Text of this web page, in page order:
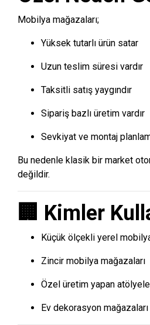
Mobilya mağazaları;
Yüksek tutarlı ürün satar
Uzun teslim süresi vardır
Taksitli satış yaygındır
Sipariş bazlı üretim vardır
Sevkiyat ve montaj
Bu nedenle klasik bir market
değildir.
🏢 Kimler
Küçük ölçekli yerel
Zincir mobilya mağazaları
Özel üretim yapan
Ev dekorasyon mağazaları